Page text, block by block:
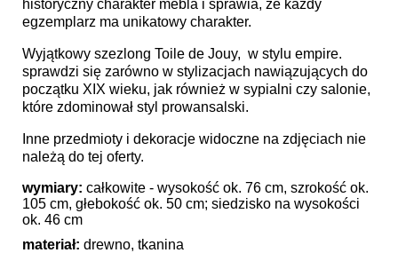
historyczny charakter mebla i sprawia, ze każdy
egzemplarz ma unikatowy charakter.
Wyjątkowy szezlong Toile de Jouy, w stylu empire.
sprawdzi się zarówno w stylizacjach nawiązujących do
początku XIX wieku, jak również w sypialni czy salonie,
które zdominował styl prowansalski.
Inne przedmioty i dekoracje widoczne na zdjęciach nie
należą do tej oferty.
wymiary: całkowite - wysokość ok. 76 cm, szrokość ok.
105 cm, głebokość ok. 50 cm; siedzisko na wysokości
ok. 46 cm
materiał: drewno, tkanina